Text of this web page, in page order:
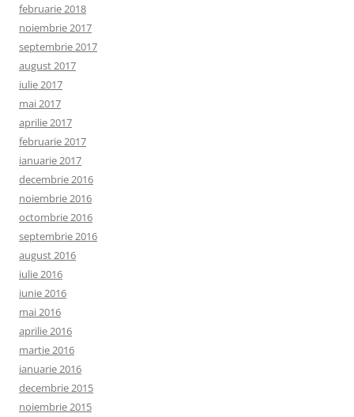
februarie 2018
noiembrie 2017
septembrie 2017
august 2017
iulie 2017
mai 2017
aprilie 2017
februarie 2017
ianuarie 2017
decembrie 2016
noiembrie 2016
octombrie 2016
septembrie 2016
august 2016
iulie 2016
iunie 2016
mai 2016
aprilie 2016
martie 2016
ianuarie 2016
decembrie 2015
noiembrie 2015